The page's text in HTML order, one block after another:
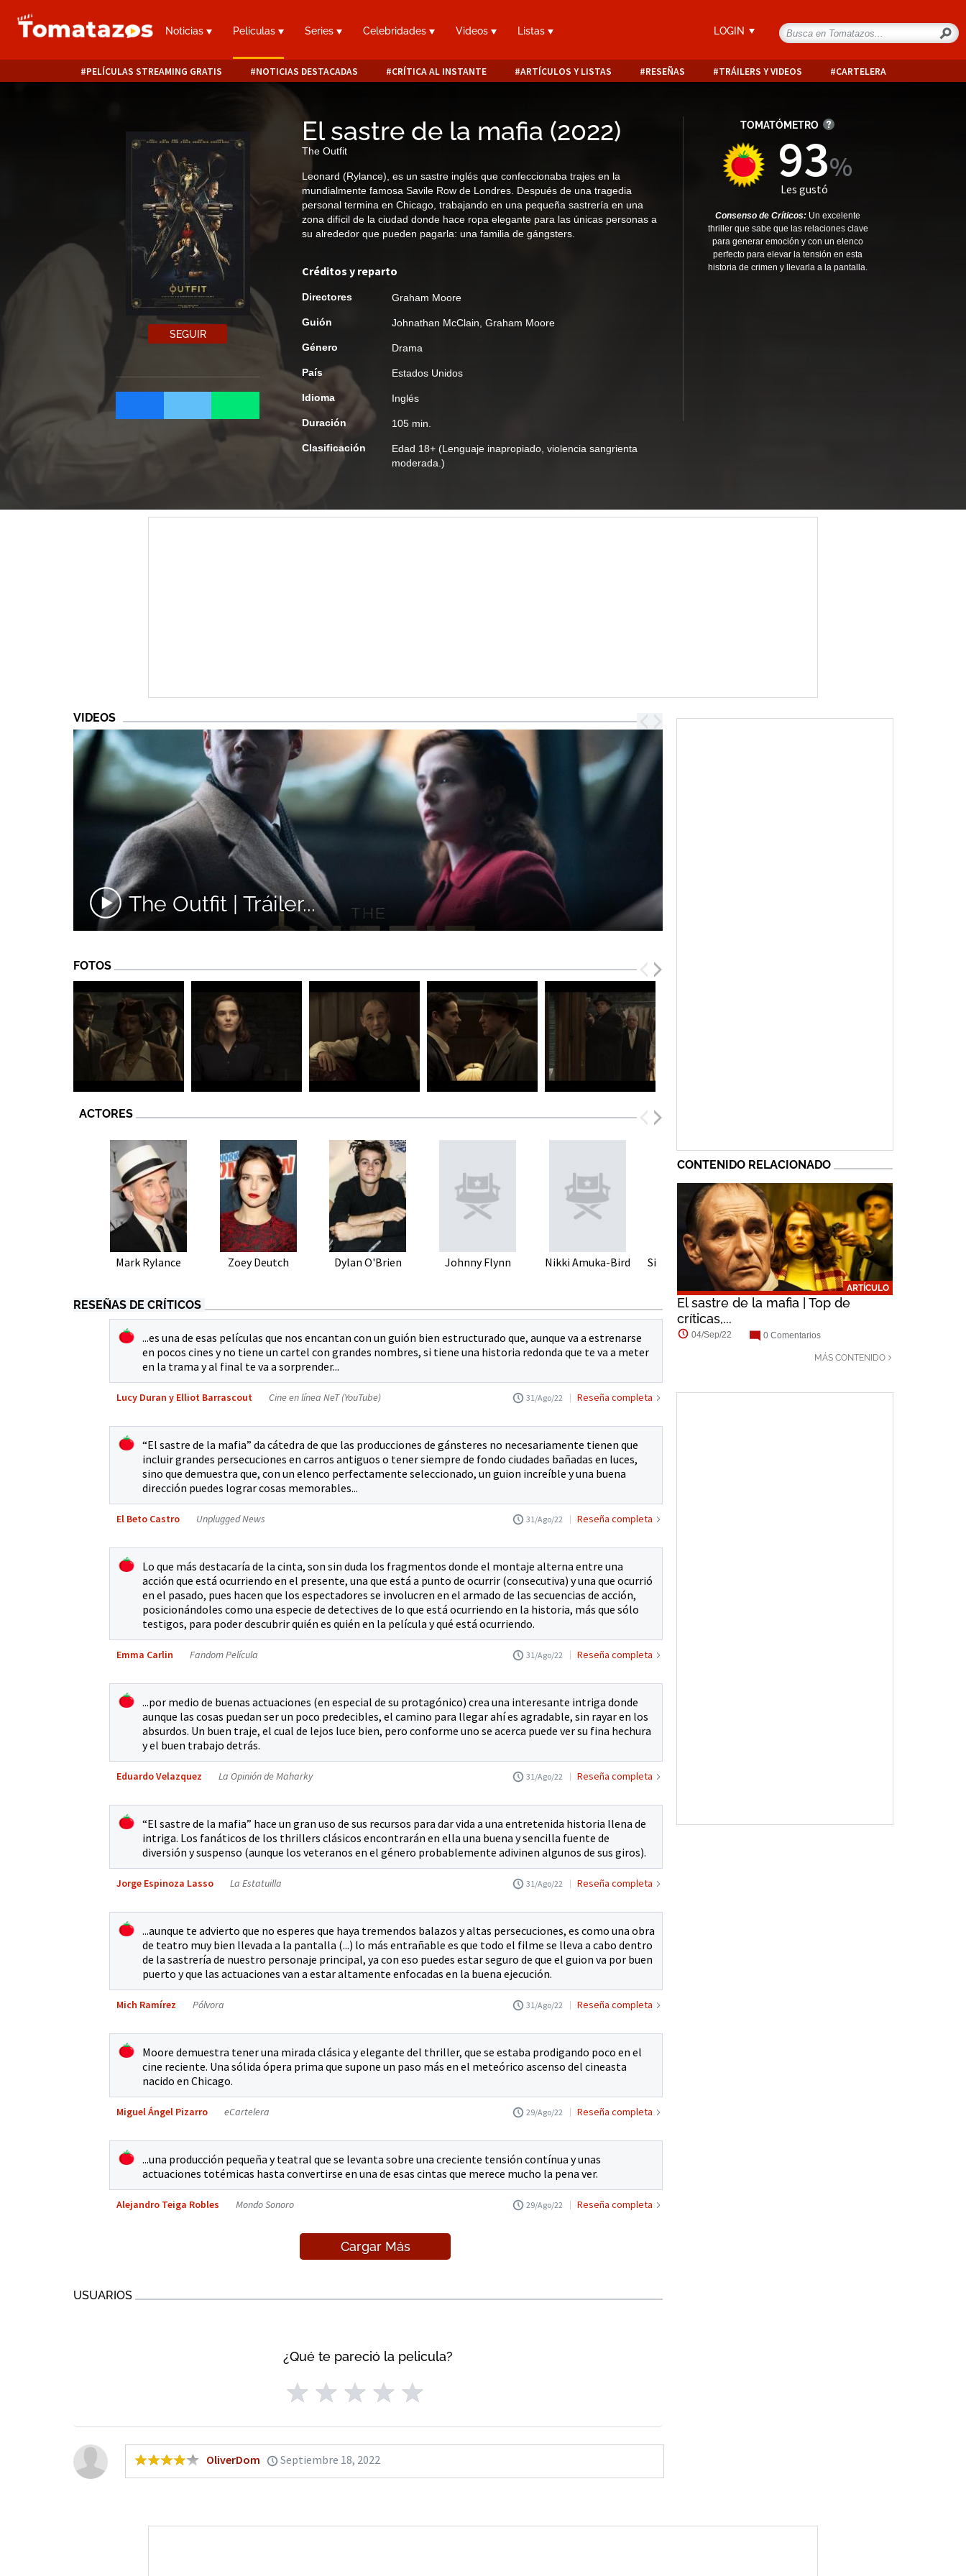
Noticias Películas Series Celebridades Videos Listas LOGIN
PELÍCULAS STREAMING GRATIS NOTICIAS DESTACADAS CRÍTICA AL INSTANTE ARTÍCULOS Y LISTAS RESEÑAS TRÁILERS Y VIDEOS CARTELERA
SEGUIR
El sastre de la mafia (2022)
The Outfit
Leonard (Rylance), es un sastre inglés que confeccionaba trajes en la
mundialmente famosa Savile Row de Londres. Después de una tragedia
personal termina en Chicago, trabajando en una pequeña sastrería en una
zona difícil de la ciudad donde hace ropa elegante para las únicas personas a
su alrededor que pueden pagarla: una familia de gángsters.‎
Créditos y reparto
Directores Graham Moore
Guión Johnathan McClain Graham Moore
Género Drama
País Estados Unidos
Idioma Inglés
Duración 105 min.
Clasificación Edad 18+ (Lenguaje inapropiado, violencia sangrienta
moderada.)
TOMATÓMETRO
93
Les gustó
Consenso de Críticos: Un excelente
thriller que sabe que las relaciones clave
para generar emoción y con un elenco
perfecto para elevar la tensión en esta
historia de crimen y llevarla a la pantalla.
VIDEOS
The Outfit | Tráiler...
FOTOS
ACTORES
Mark Rylance Zoey Deutch Dylan O'Brien Johnny Flynn Nikki Amuka-Bird Simon Russell Beale Alan Mehdizadeh
RESEÑAS DE CRÍTICOS
...es una de esas películas que nos encantan con un guión bien estructurado que, aunque va a estrenarse
en pocos cines y no tiene un cartel con grandes nombres, si tiene una historia redonda que te va a meter
en la trama y al final te va a sorprender...
Lucy Duran y Elliot Barrascout Cine en línea NeT (YouTube) 31/Ago/22 Reseña completa
“El sastre de la mafia” da cátedra de que las producciones de gánsteres no necesariamente tienen que
incluir grandes persecuciones en carros antiguos o tener siempre de fondo ciudades bañadas en luces,
sino que demuestra que, con un elenco perfectamente seleccionado, un guion increíble y una buena
dirección puedes lograr cosas memorables...
El Beto Castro Unplugged News 31/Ago/22 Reseña completa
Lo que más destacaría de la cinta, son sin duda los fragmentos donde el montaje alterna entre una
acción que está ocurriendo en el presente, una que está a punto de ocurrir (consecutiva) y una que ocurrió
en el pasado, pues hacen que los espectadores se involucren en el armado de las secuencias de acción,
posicionándoles como una especie de detectives de lo que está ocurriendo en la historia, más que sólo
testigos, para poder descubrir quién es quién en la película y qué está ocurriendo.
Emma Carlin Fandom Película 31/Ago/22 Reseña completa
...por medio de buenas actuaciones (en especial de su protagónico) crea una interesante intriga donde
aunque las cosas puedan ser un poco predecibles, el camino para llegar ahí es agradable, sin rayar en los
absurdos. Un buen traje, el cual de lejos luce bien, pero conforme uno se acerca puede ver su fina hechura
y el buen trabajo detrás.
Eduardo Velazquez La Opinión de Maharky 31/Ago/22 Reseña completa
“El sastre de la mafia” hace un gran uso de sus recursos para dar vida a una entretenida historia llena de
intriga. Los fanáticos de los thrillers clásicos encontrarán en ella una buena y sencilla fuente de
diversión y suspenso (aunque los veteranos en el género probablemente adivinen algunos de sus giros).
Jorge Espinoza Lasso La Estatuilla 31/Ago/22 Reseña completa
...aunque te advierto que no esperes que haya tremendos balazos y altas persecuciones, es como una obra
de teatro muy bien llevada a la pantalla (...) lo más entrañable es que todo el filme se lleva a cabo dentro
de la sastrería de nuestro personaje principal, ya con eso puedes estar seguro de que el guion va por buen
puerto y que las actuaciones van a estar altamente enfocadas en la buena ejecución.
Mich Ramírez Pólvora 31/Ago/22 Reseña completa
Moore demuestra tener una mirada clásica y elegante del thriller, que se estaba prodigando poco en el
cine reciente. Una sólida ópera prima que supone un paso más en el meteórico ascenso del cineasta
nacido en Chicago.
Miguel Ángel Pizarro eCartelera 29/Ago/22 Reseña completa
...una producción pequeña y teatral que se levanta sobre una creciente tensión contínua y unas
actuaciones totémicas hasta convertirse en una de esas cintas que merece mucho la pena ver.
Alejandro Teiga Robles Mondo Sonoro 29/Ago/22 Reseña completa
Cargar Más
USUARIOS
¿Qué te pareció la pelicula?
OliverDom Septiembre 18, 2022
CONTENIDO RELACIONADO
ARTÍCULO
El sastre de la mafia | Top de
críticas,...
04/Sep/22 0 Comentarios
MÁS CONTENIDO